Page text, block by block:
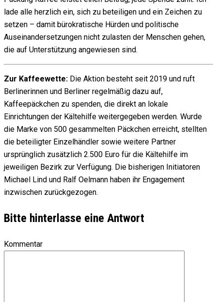
lade alle herzlich ein, sich zu beteiligen und ein Zeichen zu
setzen – damit bürokratische Hürden und politische
Auseinandersetzungen nicht zulasten der Menschen gehen,
die auf Unterstützung angewiesen sind.
Zur Kaffeewette: Die Aktion besteht seit 2019 und ruft
Berlinerinnen und Berliner regelmäßig dazu auf,
Kaffeepäckchen zu spenden, die direkt an lokale
Einrichtungen der Kältehilfe weitergegeben werden. Wurde
die Marke von 500 gesammelten Päckchen erreicht, stellten
die beteiligter Einzelhändler sowie weitere Partner
ursprünglich zusätzlich 2.500 Euro für die Kältehilfe im
jeweiligen Bezirk zur Verfügung. Die bisherigen Initiatoren
Michael Lind und Ralf Oelmann haben ihr Engagement
inzwischen zurückgezogen.
Bitte hinterlasse eine Antwort
Kommentar